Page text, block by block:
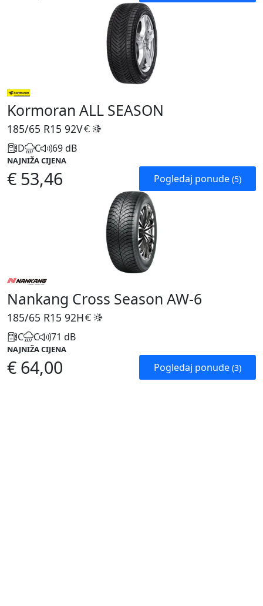
Kormoran ALL SEASON
185/65 R15 92V
D C 69 dB
NAJNIŽA CIJENA
€ 53,46 Pogledaj ponude (5)
Nankang Cross Season AW-6
185/65 R15 92H
C C 71 dB
NAJNIŽA CIJENA
€ 64,00 Pogledaj ponude (3)